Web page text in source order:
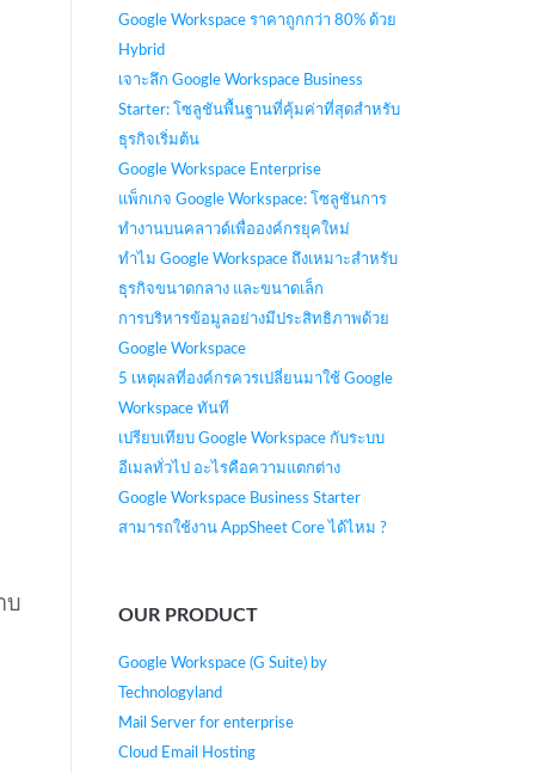
บ
Google Workspace ราคาถูกกว่า 80% ด้วย
Hybrid
เจาะลึก Google Workspace Business
Starter: โซลูชันพื้นฐานที่คุ้มค่าที่สุดสำหรับ
ธุรกิจเริ่มต้น
Google Workspace Enterprise
แพ็กเกจ Google Workspace: โซลูชันการ
ทำงานบนคลาวด์เพื่อองค์กรยุคใหม่
ทำไม Google Workspace ถึงเหมาะสำหรับ
ธุรกิจขนาดกลาง และขนาดเล็ก
การบริหารข้อมูลอย่างมีประสิทธิภาพด้วย
Google Workspace
5 เหตุผลที่องค์กรควรเปลี่ยนมาใช้ Google
Workspace ทันที
เปรียบเทียบ Google Workspace กับระบบ
อีเมลทั่วไป อะไรคือความแตกต่าง
Google Workspace Business Starter
สามารถใช้งาน AppSheet Core ได้ไหม ?
OUR PRODUCT
Google Workspace (G Suite) by
Technologyland
Mail Server for enterprise
Cloud Email Hosting